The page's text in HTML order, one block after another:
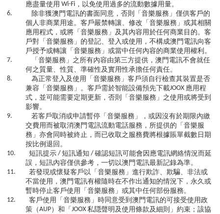
應盡量使用 Wi-Fi，以免使用過多的流動數據用量。
6.
除非獲澳門電訊的書面同意，否則「音樂服務」僅供客戶的
個人非商業用途。客戶嚴禁轉讓、修改「音樂服務」或其相關
應用程式，或將「音樂服務」及其內容用於任何商業目的。客
戶對「音樂服務」的登記、登入或使用，不構成澳門電訊向客
戶授予或轉讓「音樂服務」或當中任何內容的商業使用權利。
7.
「音樂服務」之所有內容由第三方提供，澳門電訊不會就任
何之質量、性質、準確性及實用性承擔任何責任。
8. 為正常登入及使用「音樂服務」客戶須自行檢查其裝置是否
兼容「音樂服務」。客戶需於智能設備預先下載JOOX 應用程
式，並可能需要定期更新，否則「音樂服務」之使用或將受到
影響。
9. 若客戶取消或申請暫停「音樂服務」，或因沒有於期限內繳
交費用而被取消澳門電訊流動電話服務，所提供的「音樂服
務」亦會同時被終止，而已收取之服務費將根據賬單截數日期
按比例退回。
10. 短訊提示 / 短訊通知 / 確認短訊可能會因應電訊網絡情況而延
誤，短訊內容僅供參考，一切以澳門電訊最新記錄為準。
11. 若發現或懷疑客戶以「音樂服務」進行欺詐、欺騙、非法或
不當使用，澳門電訊有權隨時在不作出通知的情況下，永久或
暫時停止客戶使用「音樂服務」或其中任何部份服務。
12. 客戶使用「音樂服務」時同意受到澳門電訊的可接受使用政
策（AUP）和「 JOOX 私隠聲明及使用條款及細則」約束；該協